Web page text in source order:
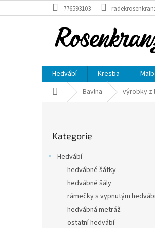
na
776593103
Hedvábí Kresba
Domů Bavlna výrobky z
kategorie
Kategorie
Hedvábí
hedvábné šátky
hedvábné šály
rámečky s vypnutým
hedvábná metráž
ostatní hedvábí